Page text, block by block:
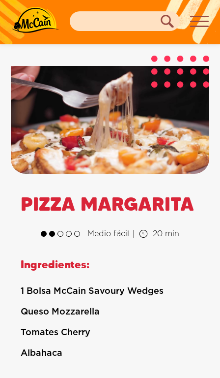
PIZZA MARGARITA
Medio fácil 20 min
Ingredientes:
1 Bolsa McCain Savoury Wedges
Queso Mozzarella
Tomates Cherry
Albahaca